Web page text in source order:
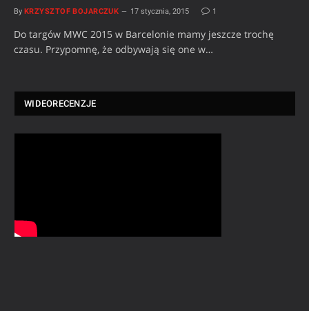
By KRZYSZTOF BOJARCZUK 17 stycznia, 2015 1
Do targów MWC 2015 w Barcelonie mamy jeszcze trochę
czasu. Przypomnę, że odbywają się one w…
WIDEORECENZJE